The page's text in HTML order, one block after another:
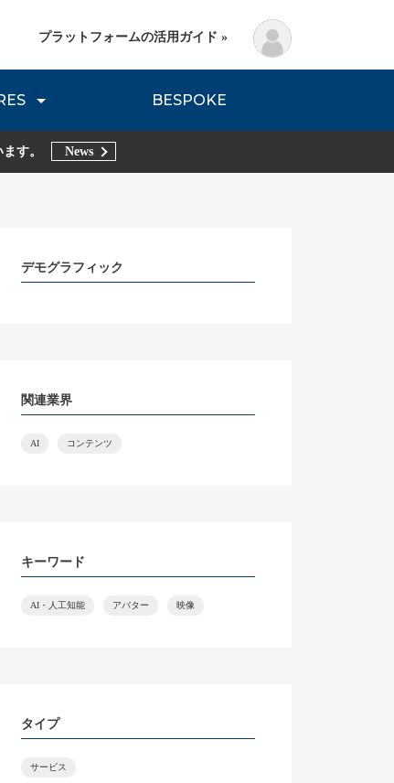
REPORT TRIBE REPORTS
Method
BESPOKE
プラットフォームの活用ガイド »
す。 News
デモグラフィック
関連業界
AI コンテンツ
キーワード
AI・人工知能 アバター 映像
タイプ
サービス